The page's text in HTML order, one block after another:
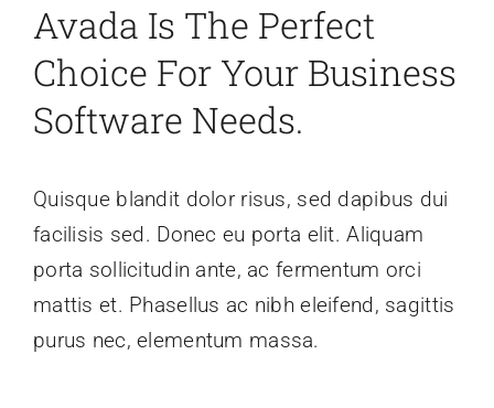
Avada Is The Perfect
Choice For Your Business
Software Needs.
Quisque blandit dolor risus, sed dapibus dui
facilisis sed. Donec eu porta elit. Aliquam
porta sollicitudin ante, ac fermentum orci
mattis et. Phasellus ac nibh eleifend, sagittis
purus nec, elementum massa.